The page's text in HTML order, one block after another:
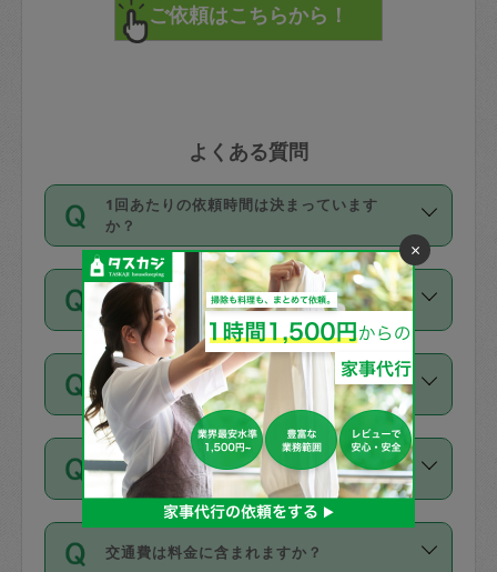
よくある質問
1回あたりの依頼時間は決まっています
か？
依頼1回につき3時間固定です。3時間を
超えて依頼したい場合は、延長機能をご
利用ください。機能をご利用いただくに
は、タスカジさんに事前に相談し、合意
の上事前申請することが必要です。な
お、3時間を下回っても、値引き等はござ
いません。
価格はどうやって決まっていますか？
11種類の価格帯の中からタスカジさん自
身が価格を選んで設定しています。
タスカジさんの価格設定には最初は制限
があり、レビュー件数、レビューの平均
値、などで除々に設定可能な最高額が上
がっていく仕組みになっています。
支払い方法を教えてください
お支払方法はクレジットカード（Visa／
Master／JCB／AMERICAN EXPRESS／
Diners Club）のみとなります。
カード情報のご登録は、依頼リクエスト
を行う際にご入力ください。プロフィー
同じタスカジさんに定期的にお願いする場
合はお得になる？
依頼には「スポット」と「定期（毎週｜
隔週）」があり、「定期」の依頼は「ス
交通費は料金に含まれますか？
×